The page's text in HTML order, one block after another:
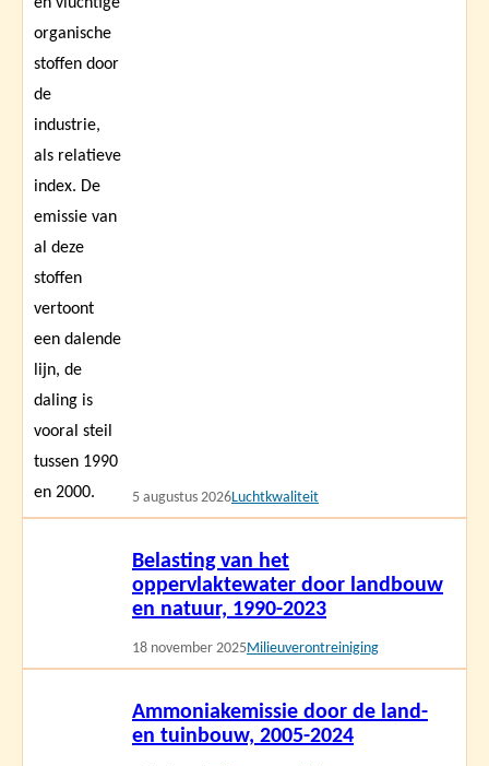
5 augustus 2026Luchtkwaliteit
Belasting van het
oppervlaktewater door landbouw
en natuur, 1990-2023
18 november 2025Milieuverontreiniging
Ammoniakemissie door de land-
en tuinbouw, 2005-2024